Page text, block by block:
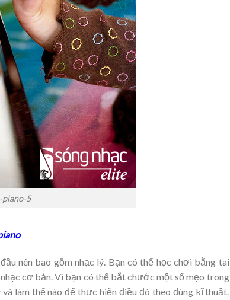
piano-5
nên bao gồm nhạc lý. Bạn có thể học chơi bằng tai
cơ bản. Vì bạn có thể bắt chước một số mẹo trong
làm thế nào để thực hiện điều đó theo đúng kĩ thuật.